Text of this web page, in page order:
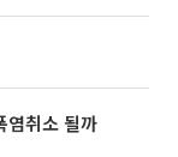
염취소 될까